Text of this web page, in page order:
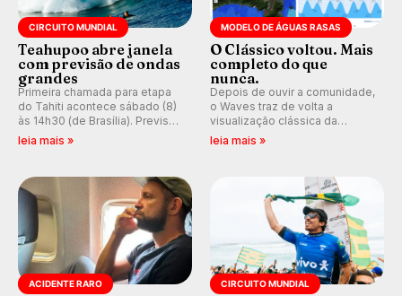
CIRCUITO MUNDIAL
Teahupoo abre janela
com previsão de ondas
grandes
Primeira chamada para etapa
do Tahiti acontece sábado (8)
às 14h30 (de Brasília). Previsão
indica swell consistente.
Kelly Slater convidado.
leia mais »
MODELO DE ÁGUAS RASAS
O Clássico voltou. Mais
completo do que
nunca.
Depois de ouvir a comunidade,
o Waves traz de volta a
visualização clássica da
previsão de águas rasas,
ondas para até 16 dias.
leia mais »
ACIDENTE RARO CIRCUITO MUNDIAL